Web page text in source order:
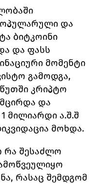
და
ბიტკოინი
და ფასს
მომენტი
გამოდგა,
კრიპტო
და
მილიარდი ა.შ.შ
მოხდა.
რა შესაძლო
რასაც შემდგომ